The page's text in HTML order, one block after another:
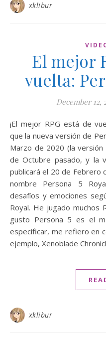
xklibur
El mejor
vuelta:
December 12,
¡El mejor RPG está de vuelta! Hace poco Atlus confirmó
que la nueva versión de
Marzo de 2020 (la versión
de Octubre pasado, y la
publicará el 20 de Febrero
nombre Persona 5
desafíos y emociones
Royal. He jugado muchos
gusto Persona 5 es el
especificar, me refiero en
ejemplo, Xenoblade
xklibur